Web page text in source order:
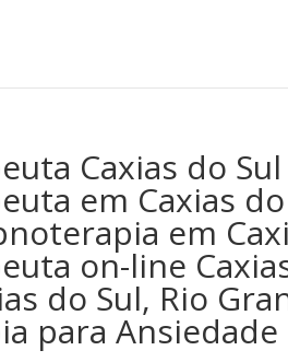
Caxias do
em Caxias
em
on-line
do Sul, Rio
para Ansiedade